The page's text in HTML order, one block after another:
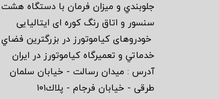
جلوبندي و ميزان فرمان با دستگاه هشت
سنسور و اتاق رنگ كوره اى ايتاليايى
خودروهاى كياموتورز در بزرگترين فضاي
خدماتي و تعميرگاه كياموتورز در ايران
آدرس : ميدان رسالت - خيابان سلمان
طرقى - خيابان فرجام - پلاك١٠١